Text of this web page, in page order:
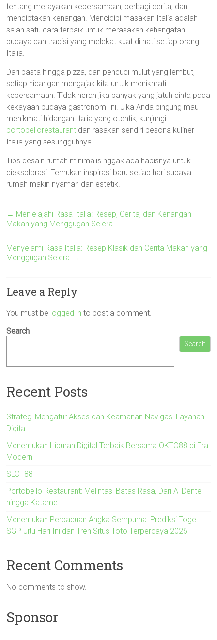
tentang merayakan kebersamaan, berbagi cerita, dan
menciptakan kenangan. Mencicipi masakan Italia adalah
salah satu cara terbaik untuk merasakan kehangatan
budaya dan tradisi yang melekat kuat di hati setiap orang
Italia.
Dari pasta hingga pizza, dan pencuci mulut yang lembut,
setiap hidangan mengajak kita untuk menikmati
kebersamaan. Tidak heran jika banyak yang jatuh cinta pada
kekayaan budaya gastronomi ini. Jika Anda bingung mau
menikmati hidangan Italia yang otentik, kunjungi
portobellorestaurant dan rasakan sendiri pesona kuliner
Italia yang sesungguhnya.
Tips desain rumah minimalis nggak ada habisnya untuk
dieksplorasi. Temukan inspirasi baru setiap hari supaya
rumah makin nyaman dan estetik!
← Menjelajahi Rasa Italia: Resep, Cerita, dan Kenangan
Makan yang Menggugah Selera
Menyelami Rasa Italia: Resep Klasik dan Cerita Makan yang
Menggugah Selera →
Leave a Reply
You must be logged in to post a comment.
Search
Search
Recent Posts
Strategi Mengatur Akses dan Keamanan Navigasi Layanan
Digital
Menemukan Hiburan Digital Terbaik Bersama OKTO88 di Era
Modern
SLOT88
Portobello Restaurant: Melintasi Batas Rasa, Dari Al Dente
hingga Katame
Menemukan Perpaduan Angka Sempurna: Prediksi Togel
SGP Jitu Hari Ini dan Tren Situs Toto Terpercaya 2026
Recent Comments
No comments to show.
Sponsor